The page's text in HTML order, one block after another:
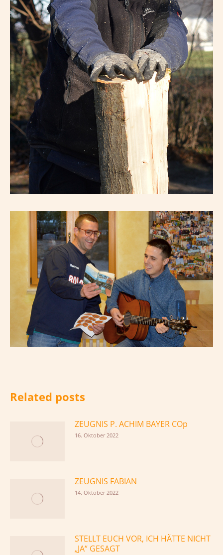
Related posts
ZEUGNIS P. ACHIM BAYER COp
16. Oktober 2022
ZEUGNIS FABIAN
14. Oktober 2022
STELLT EUCH VOR, ICH HÄTTE NICHT
„JA“ GESAGT